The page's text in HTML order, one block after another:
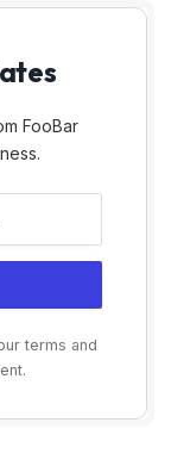
FooBar
terms and